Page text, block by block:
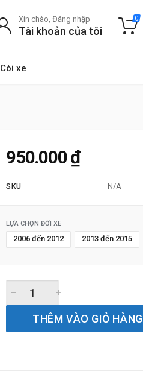
Còi xe
Xin chào, Đăng nhập
Tài khoản của tôi
0
950.000₫
SKU N/A
LỰA CHỌN ĐỜI XE
2006 đến 2012 2013 đến 2015
THÊM VÀO GIỎ HÀNG